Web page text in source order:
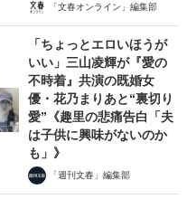
「文春オンライン」編集部
「ちょっとエロいほうが
いい」三山凌輝が『愛の
不時着』共演の既婚女
優・花乃まりあと“裏切り
愛”《趣里の悲痛告白「夫
は子供に興味がないのか
も」》
「週刊文春」編集部